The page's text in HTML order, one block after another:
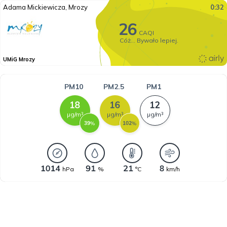
Adama Mickiewicza, Mrozy 0:32
CAQI
Cóż... Bywało lepiej.
UMiG Mrozy
PM10
µg/m³
%
PM2.5
µg/m³
%
PM1
µg/m³
hPa % °C km/h